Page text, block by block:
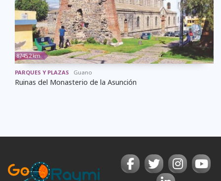
8745,2 km
PARQUES Y PLAZAS Guano
Ruinas del Monasterio de la Asunción